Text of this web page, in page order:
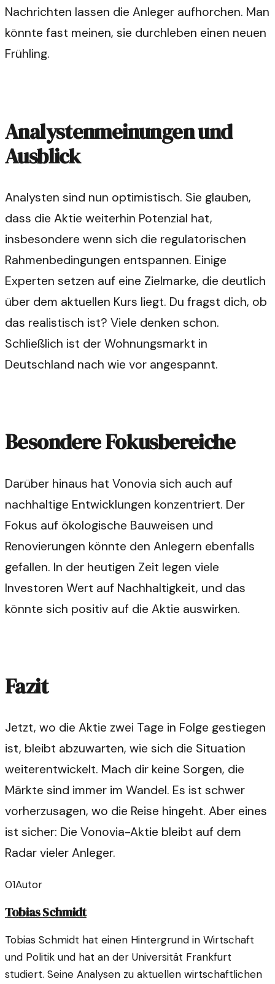
Nachrichten lassen die Anleger aufhorchen. Man
könnte fast meinen, sie durchleben einen neuen
Frühling.
Analystenmeinungen und
Ausblick
Analysten sind nun optimistisch. Sie glauben,
dass die Aktie weiterhin Potenzial hat,
insbesondere wenn sich die regulatorischen
Rahmenbedingungen entspannen. Einige
Experten setzen auf eine Zielmarke, die deutlich
über dem aktuellen Kurs liegt. Du fragst dich, ob
das realistisch ist? Viele denken schon.
Schließlich ist der Wohnungsmarkt in
Deutschland nach wie vor angespannt.
Besondere Fokusbereiche
Darüber hinaus hat Vonovia sich auch auf
nachhaltige Entwicklungen konzentriert. Der
Fokus auf ökologische Bauweisen und
Renovierungen könnte den Anlegern ebenfalls
gefallen. In der heutigen Zeit legen viele
Investoren Wert auf Nachhaltigkeit, und das
könnte sich positiv auf die Aktie auswirken.
Fazit
Jetzt, wo die Aktie zwei Tage in Folge gestiegen
ist, bleibt abzuwarten, wie sich die Situation
weiterentwickelt. Mach dir keine Sorgen, die
Märkte sind immer im Wandel. Es ist schwer
vorherzusagen, wo die Reise hingeht. Aber eines
ist sicher: Die Vonovia-Aktie bleibt auf dem
Radar vieler Anleger.
01Autor
Tobias Schmidt
Tobias Schmidt hat einen Hintergrund in Wirtschaft
und Politik und hat an der Universität Frankfurt
studiert. Seine Analysen zu aktuellen wirtschaftlichen